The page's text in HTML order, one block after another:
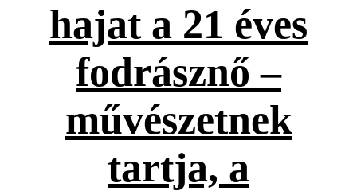
hajat a 21 éves
fodrásznő –
művészetnek
tartja, a